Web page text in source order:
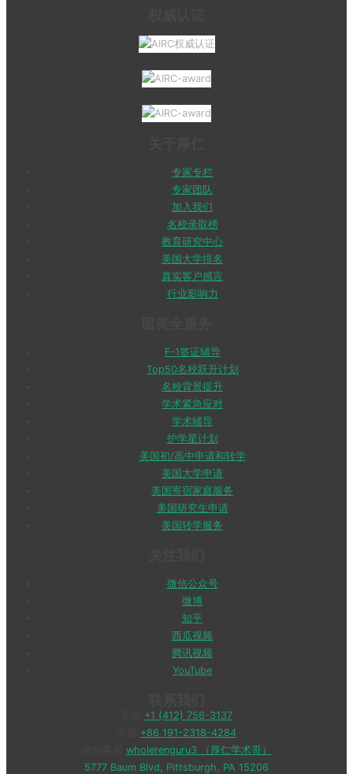
专家专栏
专家团队
加入我们
名校录取榜
教育研究中心
美国大学排名
真实客户感言
行业影响力
F-1签证辅导
Top50名校跃升计划
名校背景提升
学术紧急应对
学术辅导
护学星计划
美国初/高中申请和转学
美国大学申请
美国寄宿家庭服务
美国研究生申请
美国转学服务
微信公众号
微博
知乎
西瓜视频
腾讯视频
YouTube
+1 (412) 756-3137
+86 191-2318-4284
wholerenguru3 （厚仁学术哥）
5777 Baum Blvd, Pittsburgh, PA 15206